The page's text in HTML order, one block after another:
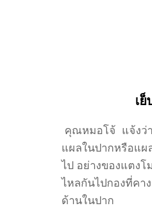
เ
คุณหมอโจ้ แจ้งว่า
แผลในปากหรือแ
ไป อย่างของแตง
ไหลกันไปกองที่คา
ด้านในปาก